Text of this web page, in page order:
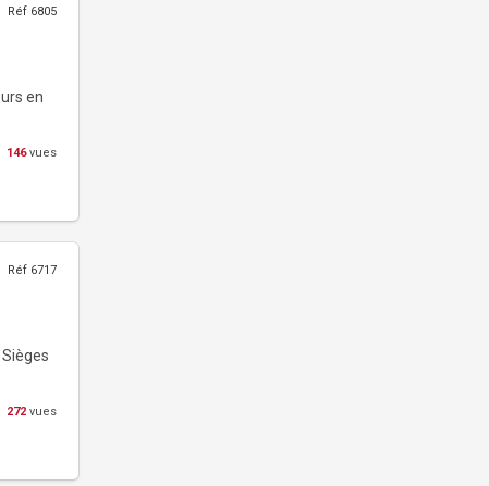
Réf 6805
en
146vues
Réf 6717
272 vues